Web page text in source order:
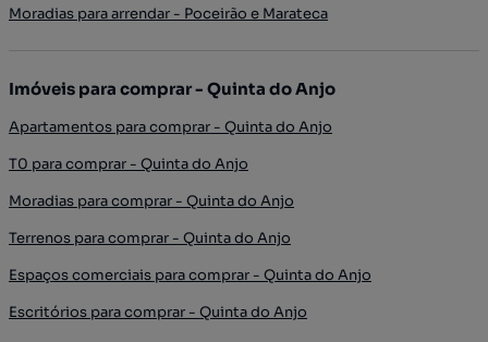
Moradias para arrendar - Poceirão e Marateca
Imóveis para comprar - Quinta do Anjo
Apartamentos para comprar - Quinta do Anjo
T0 para comprar - Quinta do Anjo
Moradias para comprar - Quinta do Anjo
Terrenos para comprar - Quinta do Anjo
Espaços comerciais para comprar - Quinta do Anjo
Escritórios para comprar - Quinta do Anjo